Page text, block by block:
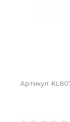
Артикул: